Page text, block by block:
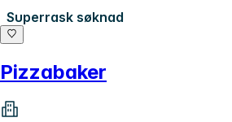
Superrask søknad
Pizzabaker